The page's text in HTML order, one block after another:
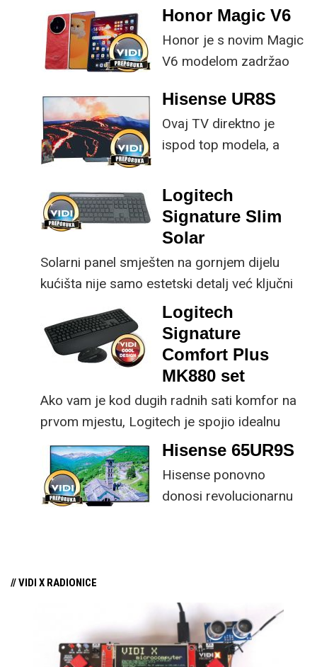
Honor Magic V6
Honor je s novim Magic
V6 modelom zadržao
specifikacije, no
istovremeno
implementirao
ključne svakom
korisniku.
Hisense UR8S
Ovaj TV direktno je
ispod top modela, a
male ustupke možete
osjetno uštedjeti pri
kupnji.
Logitech
Signature Slim
Solar
Solarni panel smješten na gornjem dijelu
kućišta nije samo estetski detalj već ključni
dio koncepta ovog proizvoda, jer koristi
energiju prirodnog ili umjetnog svjetla za
rad.
Logitech
Signature
Comfort Plus
MK880 set
Ako vam je kod dugih radnih sati komfor na
prvom mjestu, Logitech je spojio idealnu
kombinaciju tipkovnice i miša s naprednim
funkcijama.
Hisense 65UR9S
Hisense ponovno
donosi revolucionarnu
// VIDI X RADIONICE